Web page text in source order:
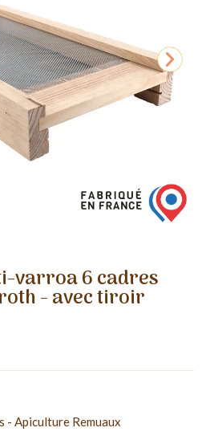
varroa 6 cadres
- avec tiroir
- Apiculture Remuaux